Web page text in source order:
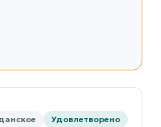
Удовлетворено